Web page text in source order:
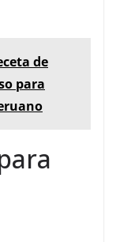
de
para